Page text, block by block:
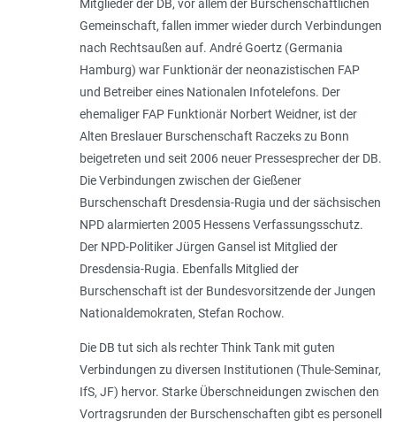
Mitglieder der DB, vor allem der Burschenschaftlichen
Gemeinschaft, fallen immer wieder durch Verbindungen
nach Rechtsaußen auf. André Goertz (Germania
Hamburg) war Funktionär der neonazistischen FAP
und Betreiber eines Nationalen Infotelefons. Der
ehemaliger FAP Funktionär Norbert Weidner, ist der
Alten Breslauer Burschenschaft Raczeks zu Bonn
beigetreten und seit 2006 neuer Pressesprecher der DB.
Die Verbindungen zwischen der Gießener
Burschenschaft Dresdensia-Rugia und der sächsischen
NPD alarmierten 2005 Hessens Verfassungsschutz.
Der NPD-Politiker Jürgen Gansel ist Mitglied der
Dresdensia-Rugia. Ebenfalls Mitglied der
Burschenschaft ist der Bundesvorsitzende der Jungen
Nationaldemokraten, Stefan Rochow.
Die DB tut sich als rechter Think Tank mit guten
Verbindungen zu diversen Institutionen (Thule-Seminar,
IfS, JF) hervor. Starke Überschneidungen zwischen den
Vortragsrunden der Burschenschaften gibt es personell